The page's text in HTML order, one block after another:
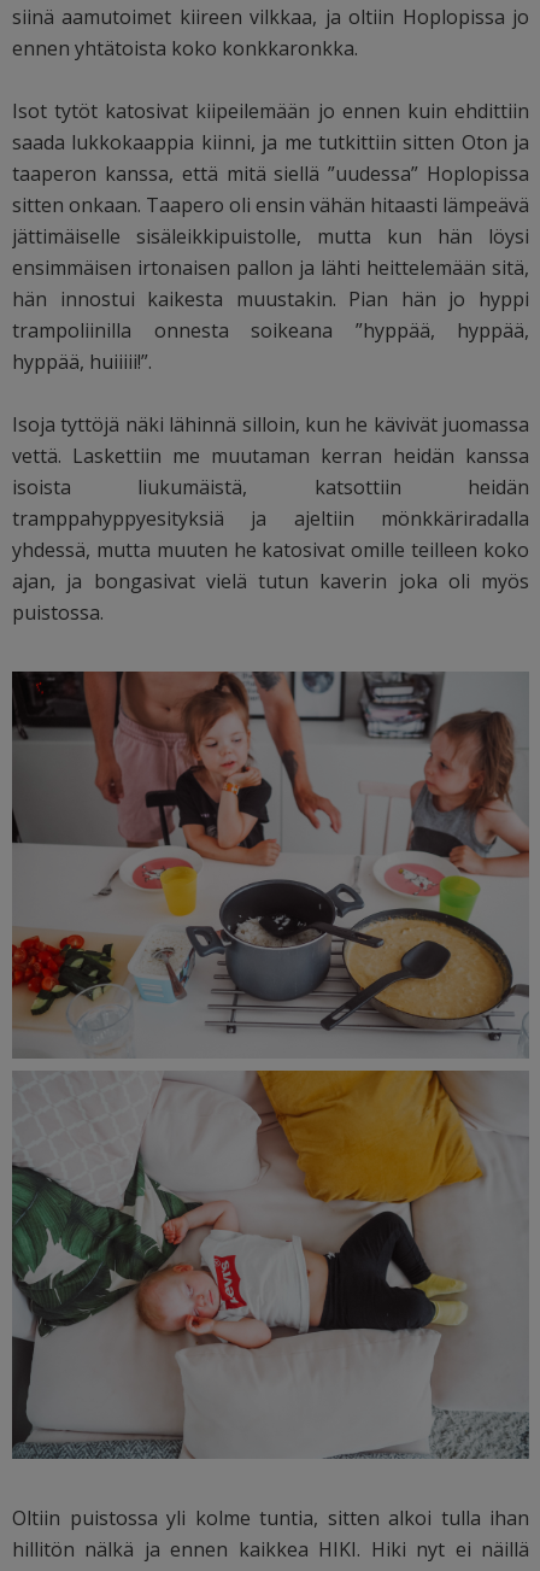
siinä aamutoimet kiireen vilkkaa, ja oltiin Hoplopissa jo
ennen yhtätoista koko konkkaronkka.
Isot tytöt katosivat kiipeilemään jo ennen kuin ehdittiin
saada lukkokaappia kiinni, ja me tutkittiin sitten Oton ja
taaperon kanssa, että mitä siellä ”uudessa” Hoplopissa
sitten onkaan. Taapero oli ensin vähän hitaasti lämpeävä
jättimäiselle sisäleikkipuistolle, mutta kun hän löysi
ensimmäisen irtonaisen pallon ja lähti heittelemään sitä,
hän innostui kaikesta muustakin. Pian hän jo hyppi
trampoliinilla onnesta soikeana ”hyppää, hyppää,
hyppää, huiiiii!”.
Isoja tyttöjä näki lähinnä silloin, kun he kävivät juomassa
vettä. Laskettiin me muutaman kerran heidän kanssa
isoista liukumäistä, katsottiin heidän
tramppahyppyesityksiä ja ajeltiin mönkkäriradalla
yhdessä, mutta muuten he katosivat omille teilleen koko
ajan, ja bongasivat vielä tutun kaverin joka oli myös
puistossa.
Oltiin puistossa yli kolme tuntia, sitten alkoi tulla ihan
hillitön nälkä ja ennen kaikkea HIKI. Hiki nyt ei näillä